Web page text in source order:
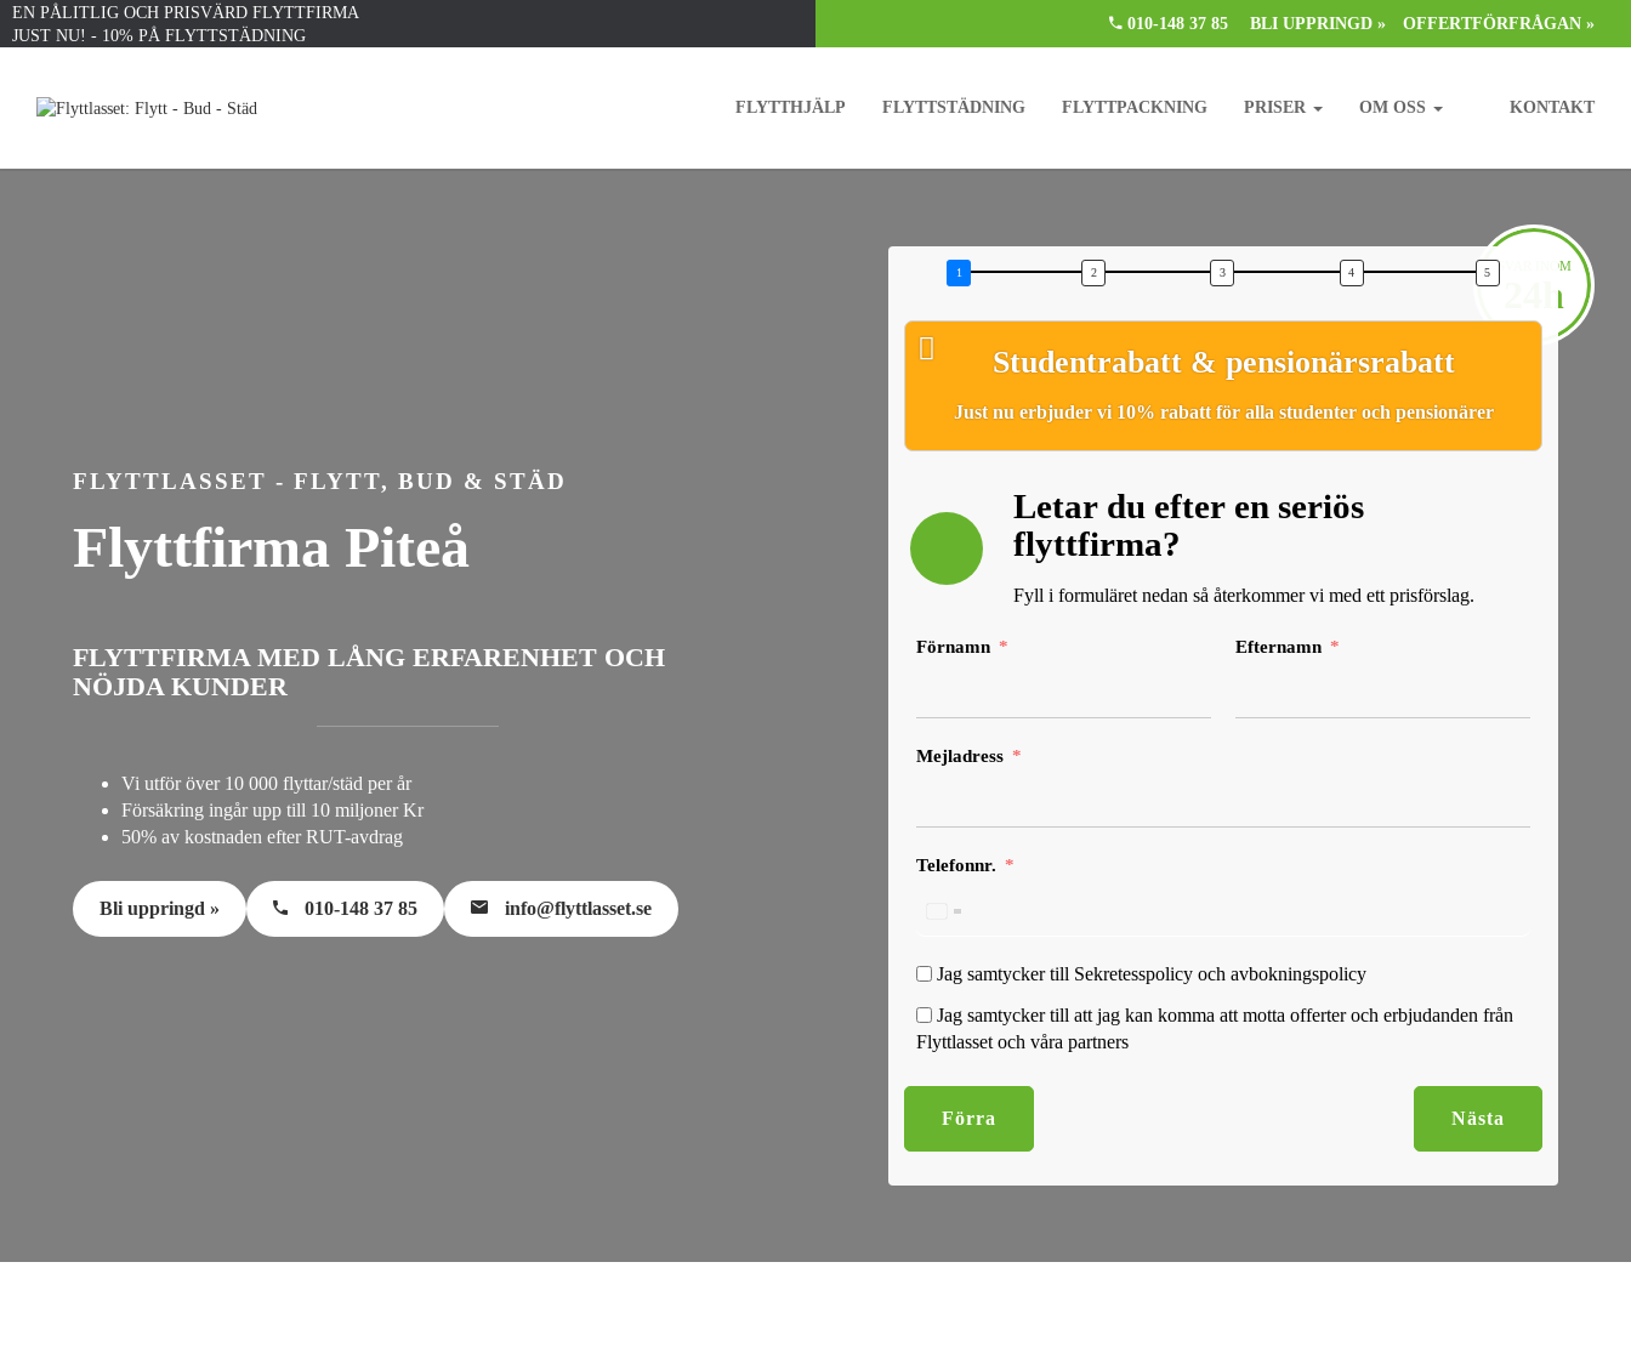
EN PÅLITLIG OCH PRISVÄRD FLYTTFIRMA
JUST NU! - 10% PÅ FLYTTSTÄDNING
010-148 37 85 BLI UPPRINGD » OFFERTFÖRFRÅGAN »
FLYTTHJÄLP FLYTTSTÄDNING FLYTTPACKNING PRISER OM OSS KONTAKT
FLYTTLASSET - FLYTT, BUD & STÄD
Flyttfirma Piteå
FLYTTFIRMA MED LÅNG ERFARENHET OCH
NÖJDA KUNDER
Vi utför över 10 000 flyttar/städ per år
Försäkring ingår upp till 10 miljoner Kr
50% av kostnaden efter RUT-avdrag
Bli uppringd » 010-148 37 85 info@flyttlasset.se
Studentrabatt & pensionärsrabatt
Just nu erbjuder vi 10% rabatt för alla studenter och pensionärer
Letar du efter en seriös
flyttfirma?
Fyll i formuläret nedan så återkommer vi med ett prisförslag.
Förnamn Efternamn
Mejladress
Telefonnr.
Jag samtycker till Sekretesspolicy och avbokningspolicy
Jag samtycker till att jag kan komma att motta offerter och erbjudanden från
Flyttlasset och våra partners
Förra Nästa
SVAR INOM
24h